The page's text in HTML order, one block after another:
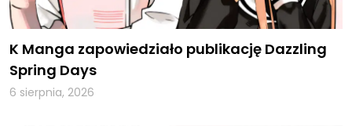
K Manga zapowiedziało publikację Dazzling
Spring Days
6 sierpnia, 2026